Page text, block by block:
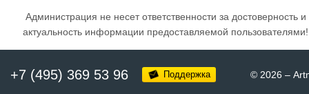
Администрация не несет ответственности за достоверность и
актуальность информации предоставляемой пользователями!
+7 (495) 369 53 96 Поддержка © 2026 –